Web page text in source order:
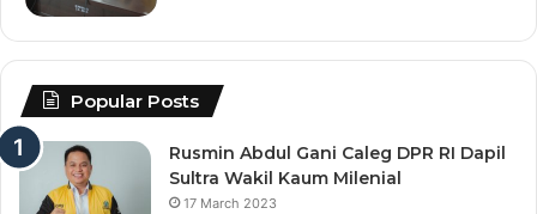
Popular Posts
Rusmin Abdul Gani Caleg DPR RI Dapil
Sultra Wakil Kaum Milenial
17 March 2023